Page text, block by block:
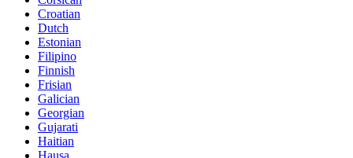
Croatian
Dutch
Estonian
Filipino
Finnish
Frisian
Galician
Georgian
Gujarati
Haitian
Hausa